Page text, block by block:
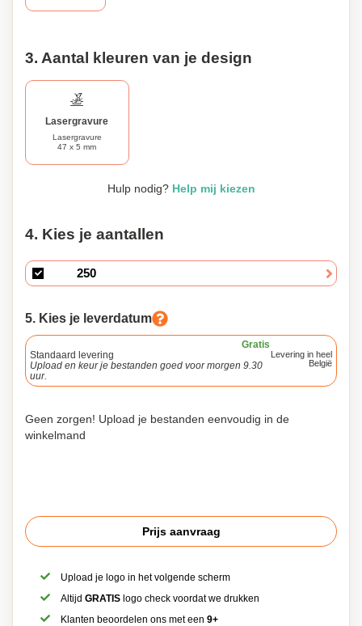
3. Aantal kleuren van je design
Lasergravure
Lasergravure
47 x 5 mm
Hulp nodig? Help mij kiezen
4. Kies je aantallen
5. Kies je leverdatum
Gratis
Standaard levering
Upload en keur je bestanden goed voor morgen 9.30
uur.
Levering in heel
België
Geen zorgen! Upload je bestanden eenvoudig in de
winkelmand
Prijs aanvraag
Upload je logo in het volgende scherm
AltijdGRATIS logo check voordat we drukken
Klanten beoordelen ons met een9+